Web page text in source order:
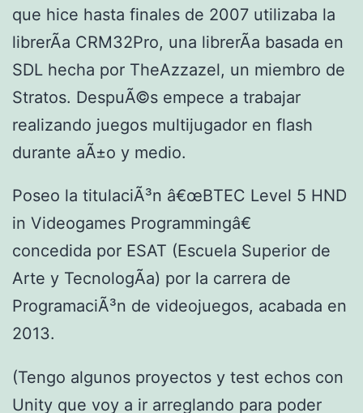
que hice hasta finales de 2007 utilizaba la
librerÃ­a CRM32Pro, una librerÃ­a basada en
SDL hecha por TheAzzazel, un miembro de
Stratos. DespuÃ©s empece a trabajar
realizando juegos multijugador en flash
durante aÃ±o y medio.
Poseo la titulaciÃ³n â€œBTEC Level 5 HND
in Videogames Programmingâ€
concedida por ESAT (Escuela Superior de
Arte y TecnologÃ­a) por la carrera de
ProgramaciÃ³n de videojuegos, acabada en
2013.
(Tengo algunos proyectos y test echos con
Unity que voy a ir arreglando para poder